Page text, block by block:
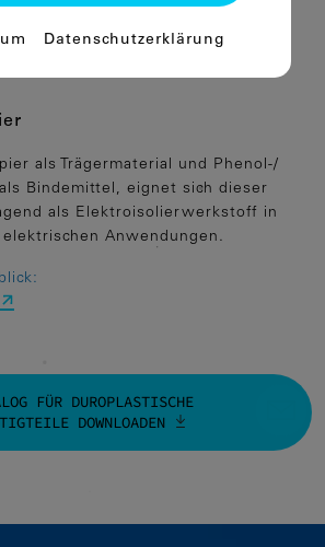
als Trägermaterial und Phenol-/
Bindemittel, eignet sich dieser
als Elektroisolierwerkstoff in
elektrischen Anwendungen.
FÜR DUROPLASTISCHE
DOWNLOADEN
Funktion der Website
erfassen anonyme
Informationen helfen
personalisierte Werbung
Datenschutzerklärung